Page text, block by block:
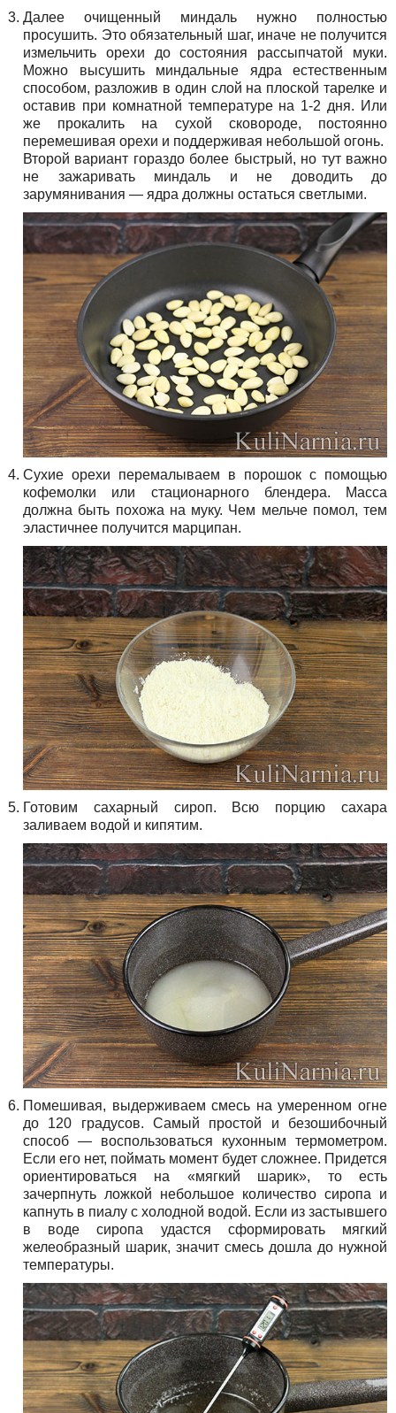
Далее очищенный миндаль нужно полностью
просушить. Это обязательный шаг, иначе не получится
измельчить орехи до состояния рассыпчатой муки.
Можно высушить миндальные ядра естественным
способом, разложив в один слой на плоской тарелке и
оставив при комнатной температуре на 1-2 дня. Или
же прокалить на сухой сковороде, постоянно
перемешивая орехи и поддерживая небольшой огонь.
Второй вариант гораздо более быстрый, но тут важно
не зажаривать миндаль и не доводить до
зарумянивания — ядра должны остаться светлыми.
Сухие орехи перемалываем в порошок с помощью
кофемолки или стационарного блендера. Масса
должна быть похожа на муку. Чем мельче помол, тем
эластичнее получится марципан.
Готовим сахарный сироп. Всю порцию сахара
заливаем водой и кипятим.
Помешивая, выдерживаем смесь на умеренном огне
до 120 градусов. Самый простой и безошибочный
способ — воспользоваться кухонным термометром.
Если его нет, поймать момент будет сложнее. Придется
ориентироваться на «мягкий шарик», то есть
зачерпнуть ложкой небольшое количество сиропа и
капнуть в пиалу с холодной водой. Если из застывшего
в воде сиропа удастся сформировать мягкий
желеобразный шарик, значит смесь дошла до нужной
температуры.